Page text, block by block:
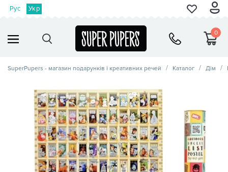
Рус Укр
0
SuperPupers - магазин подарунків і креативних речей Каталог Дім